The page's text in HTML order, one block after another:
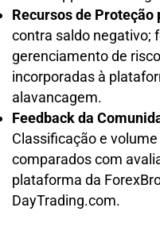
Recursos de Proteção
contra saldo negativo;
gerenciamento de
incorporadas à
alavancagem.
Feedback da
Classificação e
comparados com
plataforma da
DayTrading.com.